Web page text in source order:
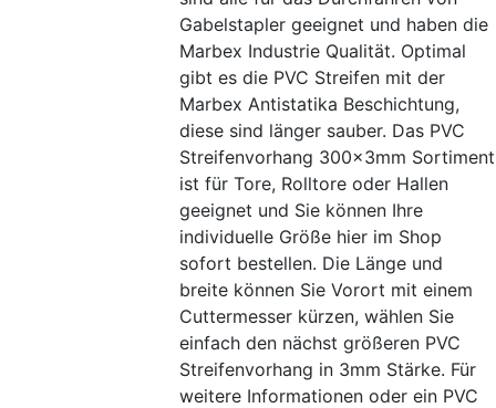
Gabelstapler geeignet und haben die
Marbex Industrie Qualität. Optimal
gibt es die PVC Streifen mit der
Marbex Antistatika Beschichtung,
diese sind länger sauber. Das PVC
Streifenvorhang 300x3mm Sortiment
ist für Tore, Rolltore oder Hallen
geeignet und Sie können Ihre
individuelle Größe hier im Shop
sofort bestellen. Die Länge und
breite können Sie Vorort mit einem
Cuttermesser kürzen, wählen Sie
einfach den nächst größeren PVC
Streifenvorhang in 3mm Stärke. Für
weitere Informationen oder ein PVC